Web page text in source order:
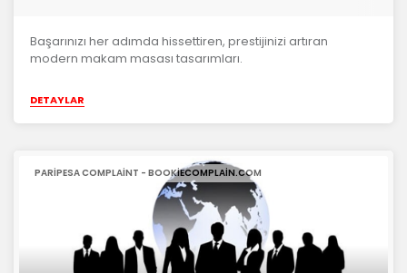
Başarınızı her adımda hissettiren, prestijinizi artıran
modern makam masası tasarımları.
DETAYLAR
PARIPESA COMPLAINT - BOOKIECOMPLAIN.COM